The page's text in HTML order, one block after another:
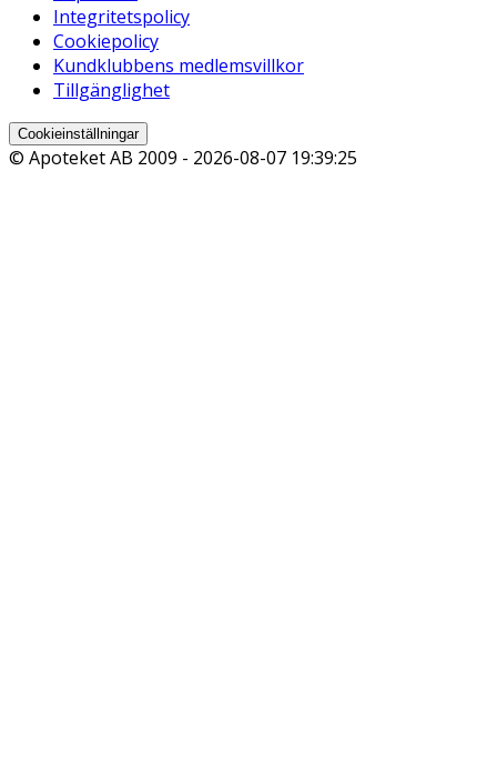
Integritetspolicy
Cookiepolicy
Kundklubbens medlemsvillkor
Tillgänglighet
Cookieinställningar
© Apoteket AB 2009 - 2026-08-07 19:39:25